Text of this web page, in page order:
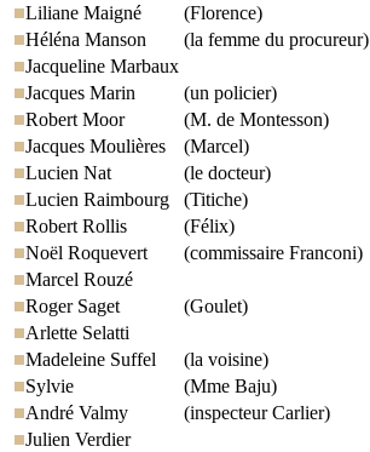
Liliane Maigné
(Florence)
Héléna Manson
(la femme du procureur)
Jacqueline Marbaux
Jacques Marin
(un policier)
Robert Moor
(M. de Montesson)
Jacques Moulières
(Marcel)
Lucien Nat
(le docteur)
Lucien Raimbourg
(Titiche)
Robert Rollis
(Félix)
Noël Roquevert
(commissaire Franconi)
Marcel Rouzé
Roger Saget
(Goulet)
Arlette Selatti
Madeleine Suffel
(la voisine)
Sylvie
(Mme Baju)
André Valmy
(inspecteur Carlier)
Julien Verdier